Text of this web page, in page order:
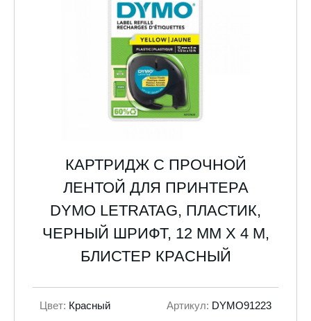
КАРТРИДЖ С ПРОЧНОЙ
ЛЕНТОЙ ДЛЯ ПРИНТЕРА
DYMO LETRATAG, ПЛАСТИК,
ЧЕРНЫЙ ШРИФТ, 12 ММ Х 4 М,
БЛИСТЕР КРАСНЫЙ
Цвет: Красный Артикул: DYMO91223